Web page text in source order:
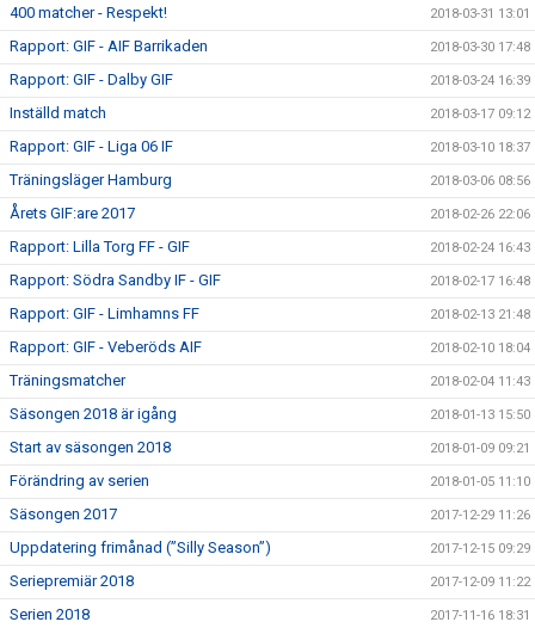
400 matcher - Respekt! 2018-03-31 13:01
Rapport: GIF - AIF Barrikaden 2018-03-30 17:48
Rapport: GIF - Dalby GIF 2018-03-24 16:39
Inställd match 2018-03-17 09:12
Rapport: GIF - Liga 06 IF 2018-03-10 18:37
Träningsläger Hamburg 2018-03-06 08:56
Årets GIF:are 2017 2018-02-26 22:06
Rapport: Lilla Torg FF - GIF 2018-02-24 16:43
Rapport: Södra Sandby IF - GIF 2018-02-17 16:48
Rapport: GIF - Limhamns FF 2018-02-13 21:48
Rapport: GIF - Veberöds AIF 2018-02-10 18:04
Träningsmatcher 2018-02-04 11:43
Säsongen 2018 är igång 2018-01-13 15:50
Start av säsongen 2018 2018-01-09 09:21
Förändring av serien 2018-01-05 11:10
Säsongen 2017 2017-12-29 11:26
Uppdatering frimånad (”Silly Season”) 2017-12-15 09:29
Seriepremiär 2018 2017-12-09 11:22
Serien 2018 2017-11-16 18:31